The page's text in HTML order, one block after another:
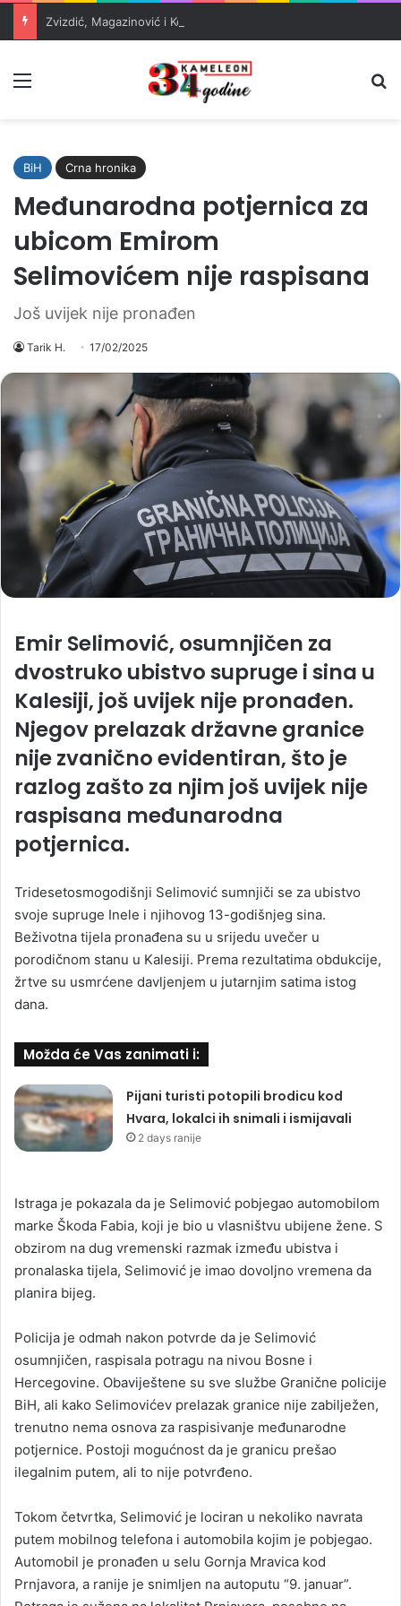
BiH Crna hronika
Međunarodna potjernica za
ubicom Emirom
Selimovićem nije raspisana
Još uvijek nije pronađen
Tarik H. 17/02/2025
Emir Selimović, osumnjičen za
dvostruko ubistvo supruge i sina u
Kalesiji, još uvijek nije pronađen.
Njegov prelazak državne granice
nije zvanično evidentiran, što je
razlog zašto za njim još uvijek nije
raspisana međunarodna
potjernica.
Tridesetosmogodišnji Selimović sumnjiči se za ubistvo
svoje supruge Inele i njihovog 13-godišnjeg sina.
Beživotna tijela pronađena su u srijedu uvečer u
porodičnom stanu u Kalesiji. Prema rezultatima obdukcije,
žrtve su usmrćene davljenjem u jutarnjim satima istog
dana.
Možda će Vas zanimati i:
Pijani turisti potopili brodicu kod
Hvara, lokalci ih snimali i ismijavali
2 days ranije
Istraga je pokazala da je Selimović pobjegao automobilom
marke Škoda Fabia, koji je bio u vlasništvu ubijene žene. S
obzirom na dug vremenski razmak između ubistva i
pronalaska tijela, Selimović je imao dovoljno vremena da
planira bijeg.
Policija je odmah nakon potvrde da je Selimović
osumnjičen, raspisala potragu na nivou Bosne i
Hercegovine. Obaviještene su sve službe Granične policije
BiH, ali kako Selimovićev prelazak granice nije zabilježen,
trenutno nema osnova za raspisivanje međunarodne
potjernice. Postoji mogućnost da je granicu prešao
ilegalnim putem, ali to nije potvrđeno.
Tokom četvrtka, Selimović je lociran u nekoliko navrata
putem mobilnog telefona i automobila kojim je pobjegao.
Automobil je pronađen u selu Gornja Mravica kod
Prnjavora, a ranije je snimljen na autoputu “9. januar”.